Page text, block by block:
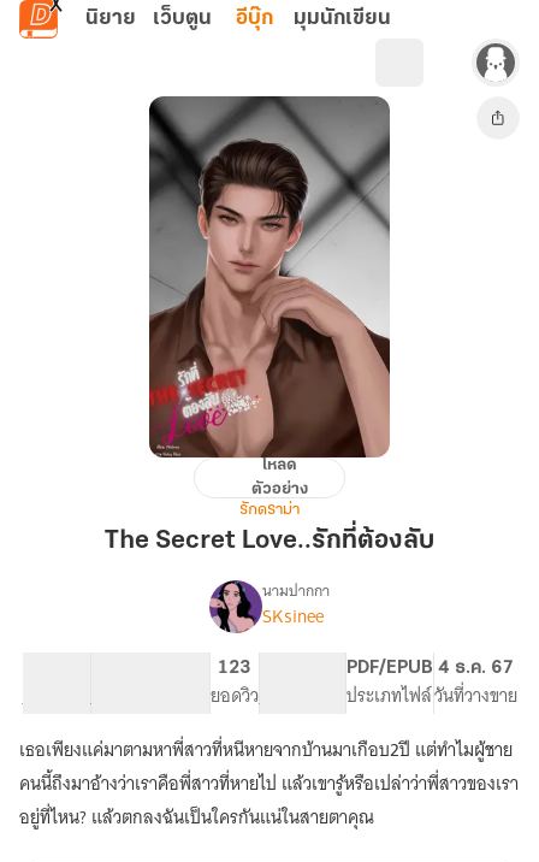
ข้ามไปยังเนื้อหาหลัก
นิยาย เว็บตูน อีบุ๊ก มุมนักเขียน
Secret
Love..รัก
โหลด
ตัวอย่าง
รักดราม่า
The Secret Love..รักที่ต้องลับ
เรื่องThe
ลับ
นามปากกา
SKsinee
จำนวนคำ จำนวนหน้า (A5)
123
ยอดวิวระดับเนื้อหา
PDF/EPUB
ประเภทไฟล์
4 ธ.ค. 67
วันที่วางขาย
เธอเพียงแค่มาตามหาพี่สาวที่หนีหายจากบ้านมาเกือบ2ปี แต่ทำไมผู้ชาย
คนนี้ถึงมาอ้างว่าเราคือพี่สาวที่หายไป แล้วเขารู้หรือเปล่าว่าพี่สาวของเรา
อยู่ที่ไหน? แล้วตกลงฉันเป็นใครกันแน่ในสายตาคุณ